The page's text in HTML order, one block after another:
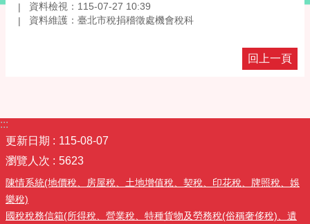
資料檢視：115-07-27 10:39
資料維護：臺北市稅捐稽徵處機會稅科
回上一頁
:::
更新日期
115-08-07
瀏覽人次
5623
陳情系統(地價稅、房屋稅、土地增值稅、契稅、印花稅、牌照稅、娛
樂稅)
國稅稅務信箱(所得稅、營業稅、特種貨物及勞務稅(俗稱奢侈稅)、遺